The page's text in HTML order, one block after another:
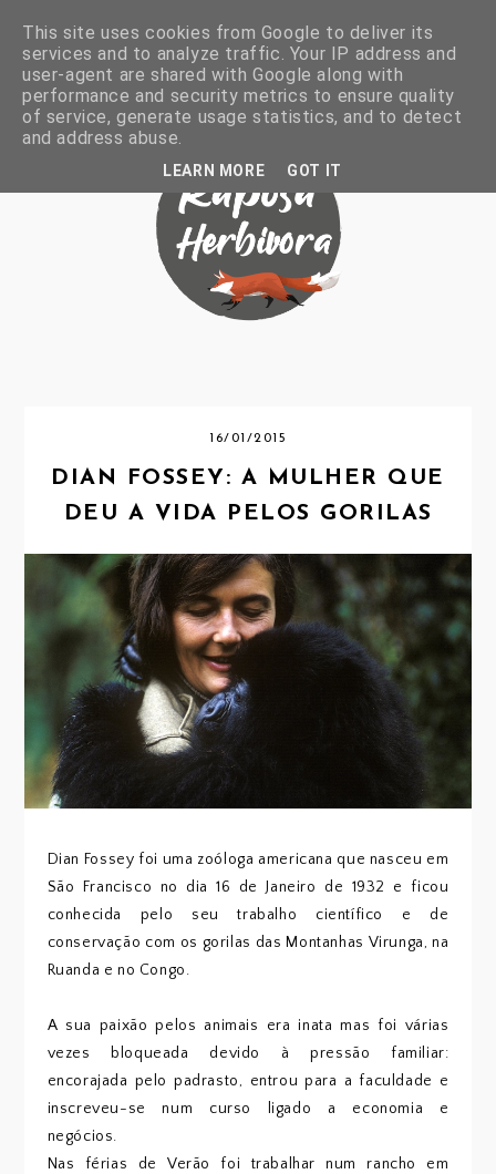
16/01/2015
DIAN FOSSEY: A MULHER QUE
DEU A VIDA PELOS GORILAS
Dian Fossey foi uma zoóloga americana que nasceu em
São Francisco no dia 16 de Janeiro de 1932 e ficou
conhecida pelo seu trabalho científico e de
conservação com os gorilas das Montanhas Virunga, na
Ruanda e no Congo.
A sua paixão pelos animais era inata mas foi várias
vezes bloqueada devido à pressão familiar:
encorajada pelo padrasto, entrou para a faculdade e
inscreveu-se num curso ligado a economia e
negócios.
Nas férias de Verão foi trabalhar num rancho em
This site uses cookies from Google to deliver its
services and to analyze traffic. Your IP address and
user-agent are shared with Google along with
performance and security metrics to ensure quality
of service, generate usage statistics, and to detect
and address abuse.
LEARN MORE GOT IT